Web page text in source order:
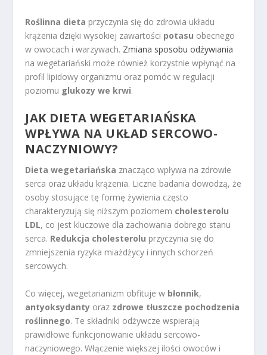
Roślinna dieta przyczynia się do zdrowia układu
krążenia dzięki wysokiej zawartości potasu obecnego
w owocach i warzywach. Zmiana sposobu odżywiania
na wegetariański może również korzystnie wpłynąć na
profil lipidowy organizmu oraz pomóc w regulacji
poziomu glukozy we krwi.
JAK DIETA WEGETARIAŃSKA
WPŁYWA NA UKŁAD SERCOWO-
NACZYNIOWY?
Dieta wegetariańska znacząco wpływa na zdrowie
serca oraz układu krążenia. Liczne badania dowodzą, że
osoby stosujące tę formę żywienia często
charakteryzują się niższym poziomem cholesterolu
LDL, co jest kluczowe dla zachowania dobrego stanu
serca. Redukcja cholesterolu przyczynia się do
zmniejszenia ryzyka miażdżycy i innych schorzeń
sercowych.
Co więcej, wegetarianizm obfituje w błonnik,
antyoksydanty oraz zdrowe tłuszcze pochodzenia
roślinnego. Te składniki odżywcze wspierają
prawidłowe funkcjonowanie układu sercowo-
naczyniowego. Włączenie większej ilości owoców i